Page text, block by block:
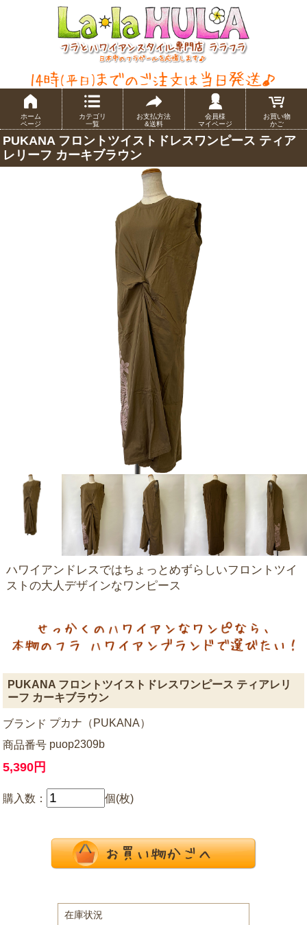
ホーム
ページ
カテゴリ
一覧
お支払方法
&送料
会員様
マイページ
お買い物
かご
PUKANA フロントツイストドレスワンピース ティア
レリーフ カーキブラウン
ハワイアンドレスではちょっとめずらしいフロントツイ
ストの大人デザインなワンピース
PUKANA フロントツイストドレスワンピース ティアレリ
ーフ カーキブラウン
ブランド プカナ（PUKANA）
商品番号 puop2309b
5,390円
購入数： 個(枚)